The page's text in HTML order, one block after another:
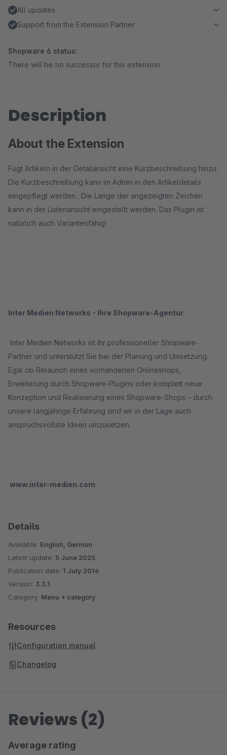
All updates
Support from the Extension Partner
Shopware 6 status:
There will be no successor for this extension
Description
About the Extension
Fügt Artikeln in der Detailansicht eine Kurzbeschreibung hinzu.
Die Kurzbeschreibung kann im Admin in den Artikeldetails
eingepflegt werden. Die Länge der angezeigten Zeichen
kann in der Listenansicht eingestellt werden. Das Plugin ist
natürlich auch Variantenfähig!
Inter Medien Networks - Ihre Shopware-Agentur
Inter Medien Networks ist Ihr professioneller Shopware-
Partner und unterstützt Sie bei der Planung und Umsetzung.
Egal ob Relaunch eines vorhandenen Onlineshops,
Erweiterung durch Shopware-Plugins oder komplett neue
Konzeption und Realisierung eines Shopware-Shops – durch
unsere langjährige Erfahrung sind wir in der Lage auch
anspruchsvollste Ideen umzusetzen.
www.inter-medien.com
Details
Available: English, German
Latest update: 5 June 2025
Publication date: 1 July 2016
Version: 3.3.1
Category: Menu + category
Resources
Configuration manual
Changelog
Reviews (2)
Average rating